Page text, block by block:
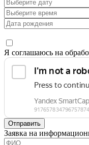
Я соглашаюсь на
Отправить
Заявка на